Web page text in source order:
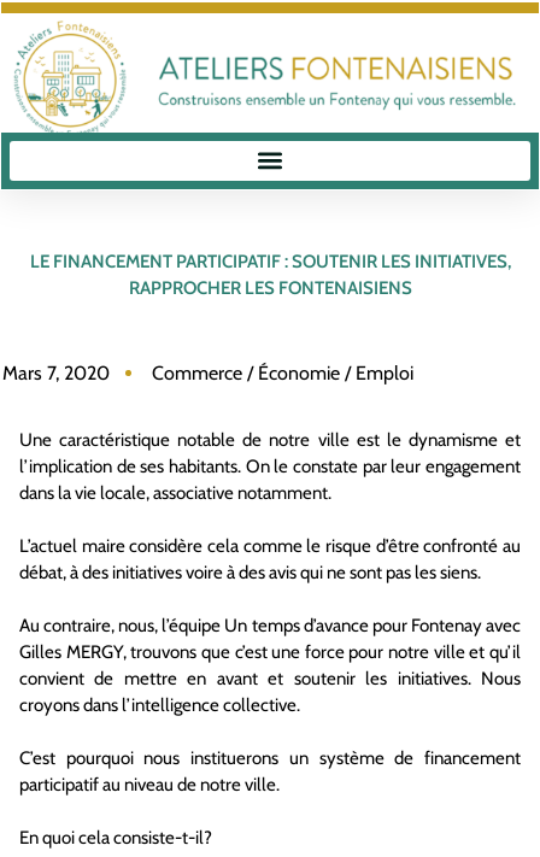
LE FINANCEMENT PARTICIPATIF : SOUTENIR LES INITIATIVES,
RAPPROCHER LES FONTENAISIENS
Mars 7, 2020 Commerce / Économie / Emploi
Une caractéristique notable de notre ville est le dynamisme et
l’implication de ses habitants. On le constate par leur engagement
dans la vie locale, associative notamment.
L’actuel maire considère cela comme le risque d’être confronté au
débat, à des initiatives voire à des avis qui ne sont pas les siens.
Au contraire, nous, l’équipe Un temps d’avance pour Fontenay avec
Gilles MERGY, trouvons que c’est une force pour notre ville et qu’il
convient de mettre en avant et soutenir les initiatives. Nous
croyons dans l’intelligence collective.
C’est pourquoi nous instituerons un système de financement
participatif au niveau de notre ville.
En quoi cela consiste-t-il?